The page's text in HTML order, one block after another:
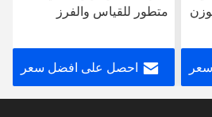
متطور للقياس والفرز
احصل على افضل سعر